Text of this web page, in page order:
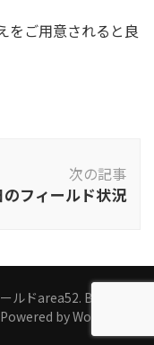
をご用意されると良
次の記事
のフィールド状況
ルドarea52. Blossom
byWordPress